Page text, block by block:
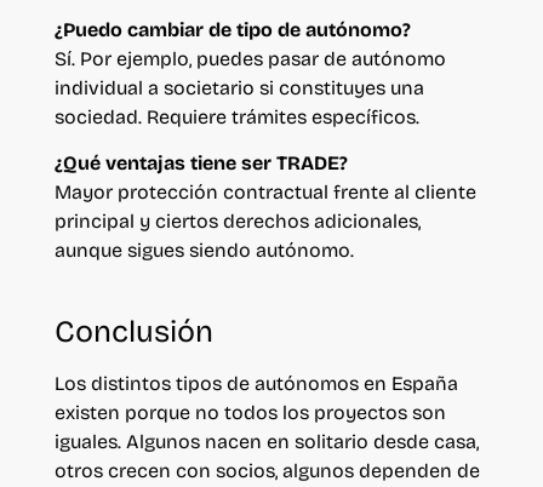
¿Puedo cambiar de tipo de autónomo?
Sí. Por ejemplo, puedes pasar de autónomo
individual a societario si constituyes una
sociedad. Requiere trámites específicos.
¿Qué ventajas tiene ser TRADE?
Mayor protección contractual frente al cliente
principal y ciertos derechos adicionales,
aunque sigues siendo autónomo.
Conclusión
Los distintos tipos de autónomos en España
existen porque no todos los proyectos son
iguales. Algunos nacen en solitario desde casa,
otros crecen con socios, algunos dependen de